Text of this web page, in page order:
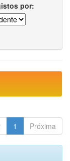
por:
1 Próxima